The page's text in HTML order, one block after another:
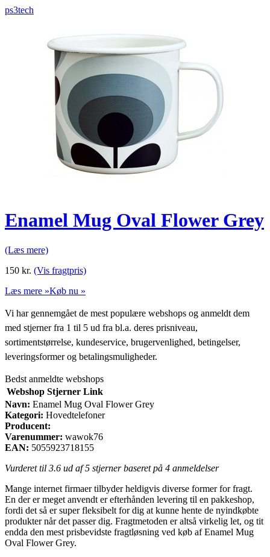
ps3tech
Enamel Mug Oval Flower Grey
(Læs mere)
150 kr. (Vis fragtpris)
Læs mere »Køb nu »
Vi har gennemgået de mest populære webshops og anmeldt dem
med stjerner fra 1 til 5 ud fra bl.a. deres prisniveau,
sortimentstørrelse, kundeservice, brugervenlighed, betingelser,
leveringsformer og betalingsmuligheder.
Bedst anmeldte webshops
Webshop Stjerner Link
Navn: Enamel Mug Oval Flower Grey
Kategori: Hovedtelefoner
Producent:
Varenummer: wawok76
EAN: 5055923718155
Vurderet til 3.6 ud af 5 stjerner baseret på 4 anmeldelser
Mange internet firmaer tilbyder heldigvis diverse former for fragt.
En der er meget anvendt er efterhånden levering til en pakkeshop,
fordi det så er super fleksibelt for dig at kunne hente de nyindkøbte
produkter når det passer dig. Fragtmetoden er altså virkelig let, og tit
endda den mest prisbevidste fragtløsning ved køb af Enamel Mug
Oval Flower Grey.